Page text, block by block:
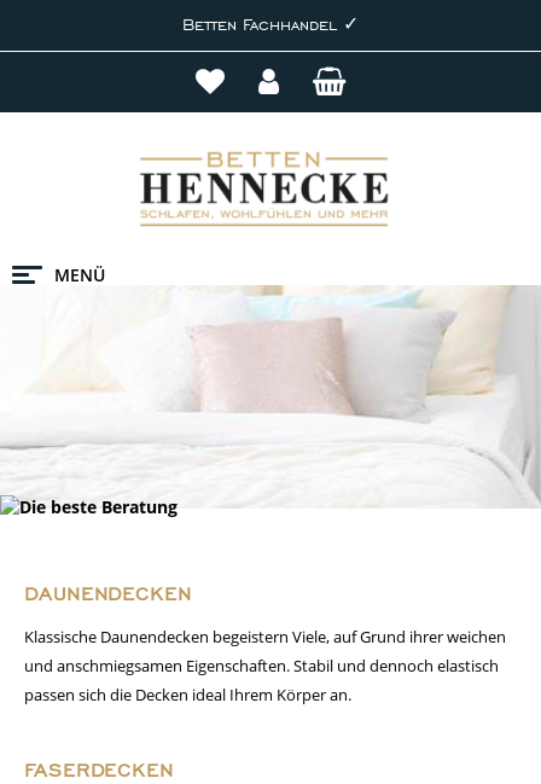
Betten Fachhandel ✓
MENÜ
DAUNENDECKEN
Klassische Daunendecken begeistern Viele, auf Grund ihrer weichen
und anschmiegsamen Eigenschaften. Stabil und dennoch elastisch
passen sich die Decken ideal Ihrem Körper an.
FASERDECKEN